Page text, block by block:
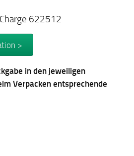
622512
>
in den jeweiligen
Verpacken entsprechende